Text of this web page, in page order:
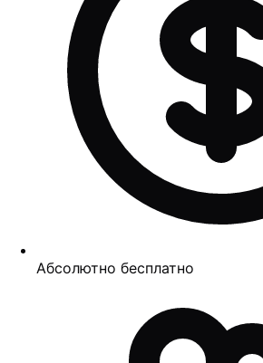
Абсолютно бесплатно